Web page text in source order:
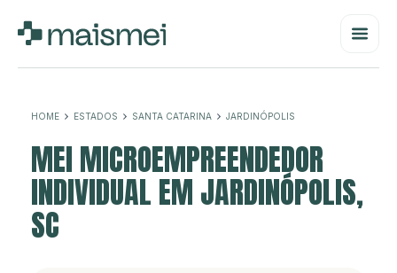
HOME ESTADOS SANTA CATARINA JARDINÓPOLIS
MEI MICROEMPREENDEDOR
INDIVIDUAL EM JARDINÓPOLIS,
SC